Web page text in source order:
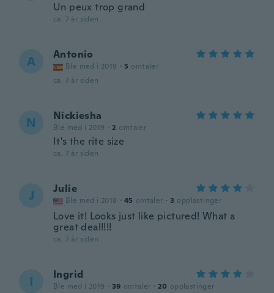
Un peux trop grand
ca. 7 år siden
A Antonio
Ble med i 2019 · 5 omtaler
ca. 7 år siden
N Nickiesha
Ble med i 2019 · 2 omtaler
It's the rite size
ca. 7 år siden
J Julie
Ble med i 2018 · 45 omtaler · 3 opplastinger
Love it! Looks just like pictured! What a
great deal!!!!
ca. 7 år siden
I Ingrid
Ble med i 2019 · 39 omtaler · 20 opplastinger